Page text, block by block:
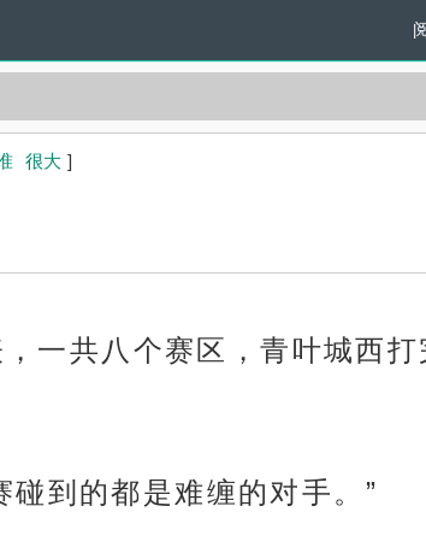
很大 ]
一共八个赛区，青叶城西打
到的都是难缠的对手。”